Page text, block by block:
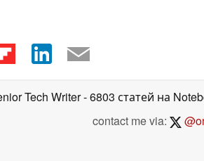
Tech Writer- 6803 статей на
contact me via: